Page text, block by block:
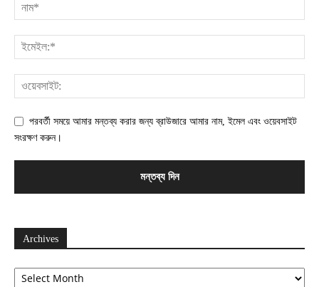
পরবর্তী সময়ে আমার মন্তব্য করার জন্য ব্রাউজারে আমার নাম, ইমেল এবং ওয়েবসাইট
সংরক্ষণ করুন।
Archives
Archives